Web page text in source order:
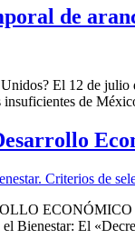
de
El 12 de
insuficientes de
ECONÓMICO
Bienestar: El